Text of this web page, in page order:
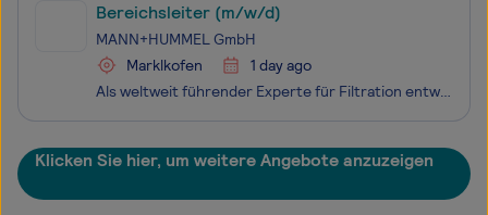
Bereichsleiter (m/w/d)
MANN+HUMMEL GmbH
Marklkofen
1 day ago
Als weltweit führender Experte für Filtration entwickelt MANN+HUMMEL Lösungen für Automobile, industrielle Anwendungen, saubere Luft in Innenräumen und die nachhaltige Nutzung von Wasser. Mit Teamgeist und einer offenen Kommunikationskultur arbeiten wir unentwegt an unserer Vision 'Leadership in Fil
Klicken Sie hier, um weitere Angebote anzuzeigen